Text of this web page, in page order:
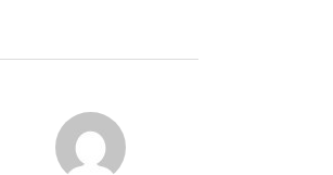
AUTOR DE LA ENTRADA